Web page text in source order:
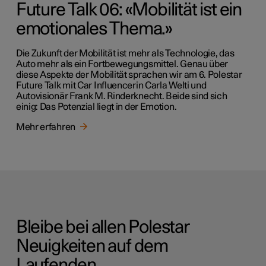
Future Talk 06: «Mobilität ist ein
emotionales Thema.»
Die Zukunft der Mobilität ist mehr als Technologie, das
Auto mehr als ein Fortbewegungsmittel. Genau über
diese Aspekte der Mobilität sprachen wir am 6. Polestar
Future Talk mit Car Influencerin Carla Welti und
Autovisionär Frank M. Rinderknecht. Beide sind sich
einig: Das Potenzial liegt in der Emotion.
Mehr erfahren
Bleibe bei allen Polestar
Neuigkeiten auf dem